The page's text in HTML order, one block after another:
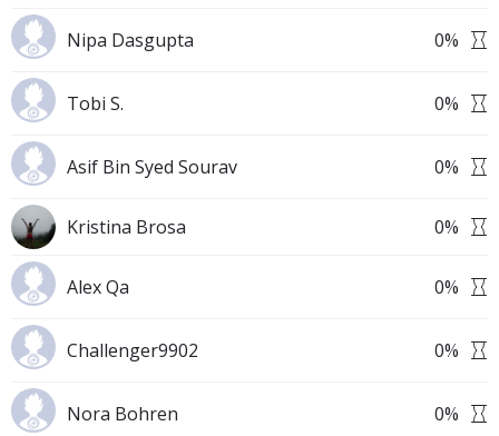
Nipa Dasgupta 0%
Tobi S. 0%
Asif Bin Syed Sourav 0%
Kristina Brosa 0%
Alex Qa 0%
Challenger9902 0%
Nora Bohren 0%